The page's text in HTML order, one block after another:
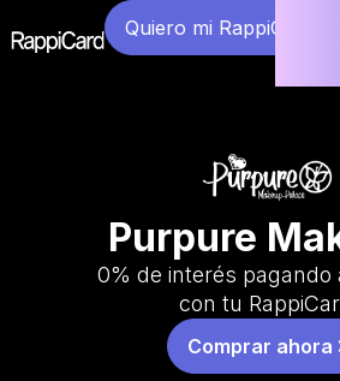
Quiero mi RappiCard
Purpure
0% de interés pagando
con tu
Comprar ahora